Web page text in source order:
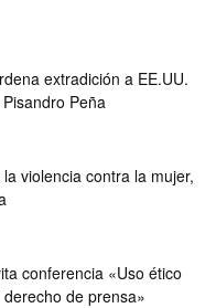
extradición a EE.UU.
Peña
violencia contra la mujer,
conferencia «Uso ético
de prensa»